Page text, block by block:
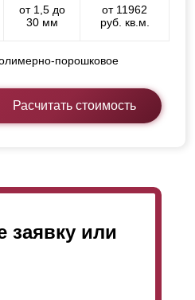
от 1,5 до
30 мм
от 11962
руб. кв.м.
порошковое
Расчитать стоимость
заявку или